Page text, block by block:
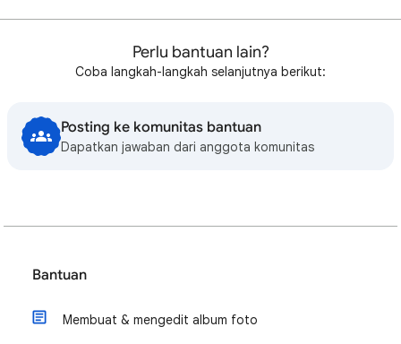
Perlu bantuan lain?
Coba langkah-langkah selanjutnya berikut:
Posting ke komunitas bantuan
Dapatkan jawaban dari anggota komunitas
Bantuan
Membuat & mengedit album foto